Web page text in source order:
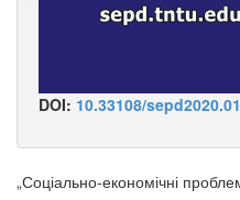
DOI: 10.33108/sepd2020.01
„Соціально-економічні